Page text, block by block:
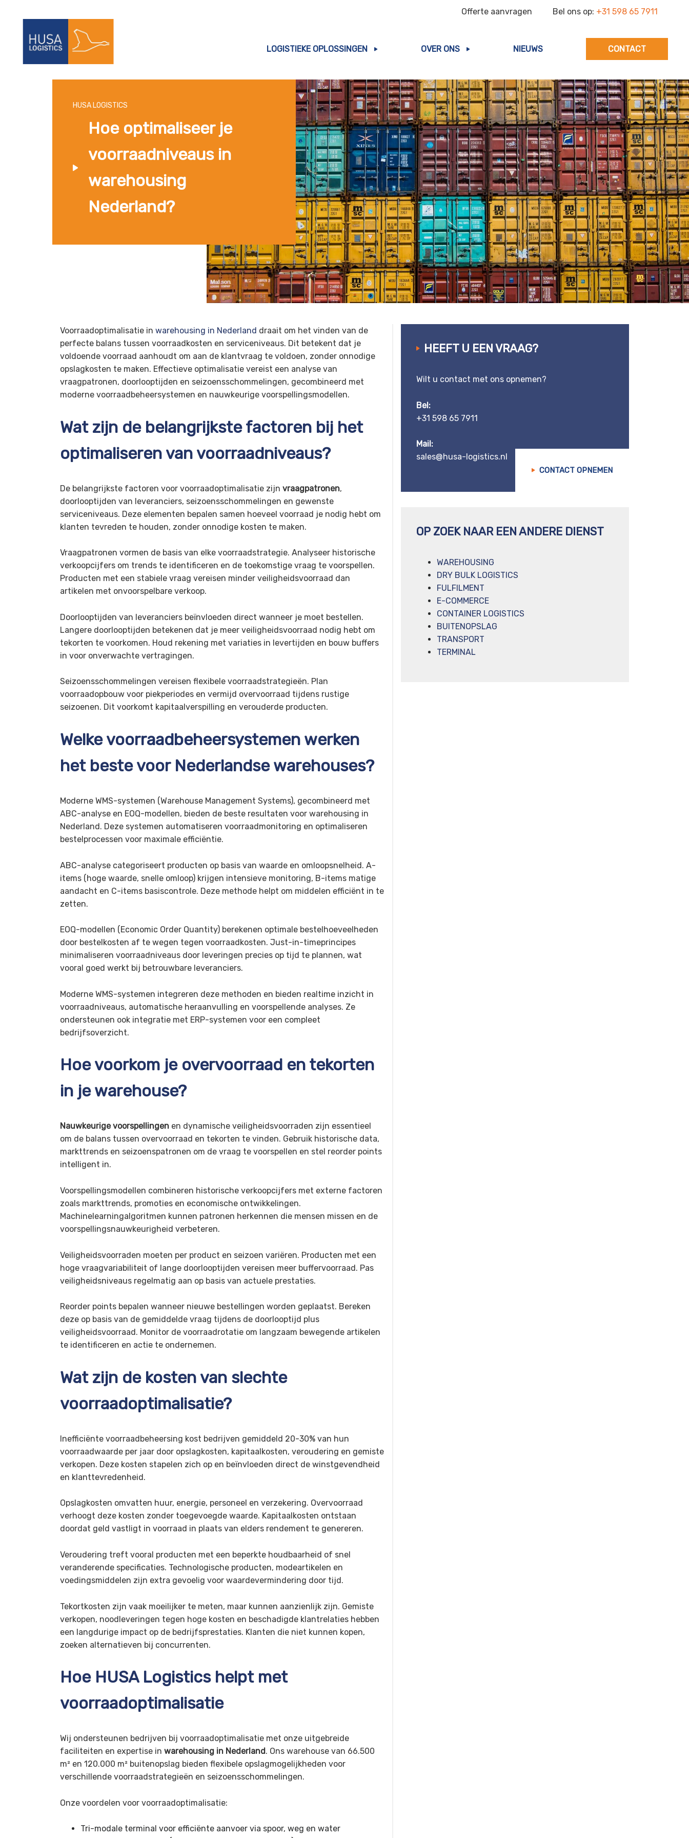
Offerte aanvragen Bel ons op: +31 598 65 7911
LOGISTIEKE OPLOSSINGEN OVER ONS NIEUWS CONTACT
HUSA LOGISTICS
Hoe optimaliseer je
voorraadniveaus in
warehousing
Nederland?
Voorraadoptimalisatie in warehousing in Nederland draait om het vinden van de
perfecte balans tussen voorraadkosten en serviceniveaus. Dit betekent dat je
voldoende voorraad aanhoudt om aan de klantvraag te voldoen, zonder onnodige
opslagkosten te maken. Effectieve optimalisatie vereist een analyse van
vraagpatronen, doorlooptijden en seizoensschommelingen, gecombineerd met
moderne voorraadbeheersystemen en nauwkeurige voorspellingsmodellen.
Wat zijn de belangrijkste factoren bij het
optimaliseren van voorraadniveaus?
De belangrijkste factoren voor voorraadoptimalisatie zijn vraagpatronen,
doorlooptijden van leveranciers, seizoensschommelingen en gewenste
serviceniveaus. Deze elementen bepalen samen hoeveel voorraad je nodig hebt om
klanten tevreden te houden, zonder onnodige kosten te maken.
Vraagpatronen vormen de basis van elke voorraadstrategie. Analyseer historische
verkoopcijfers om trends te identificeren en de toekomstige vraag te voorspellen.
Producten met een stabiele vraag vereisen minder veiligheidsvoorraad dan
artikelen met onvoorspelbare verkoop.
Doorlooptijden van leveranciers beïnvloeden direct wanneer je moet bestellen.
Langere doorlooptijden betekenen dat je meer veiligheidsvoorraad nodig hebt om
tekorten te voorkomen. Houd rekening met variaties in levertijden en bouw buffers
in voor onverwachte vertragingen.
Seizoensschommelingen vereisen flexibele voorraadstrategieën. Plan
voorraadopbouw voor piekperiodes en vermijd overvoorraad tijdens rustige
seizoenen. Dit voorkomt kapitaalverspilling en verouderde producten.
Welke voorraadbeheersystemen werken
het beste voor Nederlandse warehouses?
Moderne WMS-systemen (Warehouse Management Systems), gecombineerd met
ABC-analyse en EOQ-modellen, bieden de beste resultaten voor warehousing in
Nederland. Deze systemen automatiseren voorraadmonitoring en optimaliseren
bestelprocessen voor maximale efficiëntie.
ABC-analyse categoriseert producten op basis van waarde en omloopsnelheid. A-
items (hoge waarde, snelle omloop) krijgen intensieve monitoring, B-items matige
aandacht en C-items basiscontrole. Deze methode helpt om middelen efficiënt in te
zetten.
EOQ-modellen (Economic Order Quantity) berekenen optimale bestelhoeveelheden
door bestelkosten af te wegen tegen voorraadkosten. Just-in-timeprincipes
minimaliseren voorraadniveaus door leveringen precies op tijd te plannen, wat
vooral goed werkt bij betrouwbare leveranciers.
Moderne WMS-systemen integreren deze methoden en bieden realtime inzicht in
voorraadniveaus, automatische heraanvulling en voorspellende analyses. Ze
ondersteunen ook integratie met ERP-systemen voor een compleet
bedrijfsoverzicht.
Hoe voorkom je overvoorraad en tekorten
in je warehouse?
Nauwkeurige voorspellingen en dynamische veiligheidsvoorraden zijn essentieel
om de balans tussen overvoorraad en tekorten te vinden. Gebruik historische data,
markttrends en seizoenspatronen om de vraag te voorspellen en stel reorder points
intelligent in.
Voorspellingsmodellen combineren historische verkoopcijfers met externe factoren
zoals markttrends, promoties en economische ontwikkelingen.
Machinelearningalgoritmen kunnen patronen herkennen die mensen missen en de
voorspellingsnauwkeurigheid verbeteren.
Veiligheidsvoorraden moeten per product en seizoen variëren. Producten met een
hoge vraagvariabiliteit of lange doorlooptijden vereisen meer buffervoorraad. Pas
veiligheidsniveaus regelmatig aan op basis van actuele prestaties.
Reorder points bepalen wanneer nieuwe bestellingen worden geplaatst. Bereken
deze op basis van de gemiddelde vraag tijdens de doorlooptijd plus
veiligheidsvoorraad. Monitor de voorraadrotatie om langzaam bewegende artikelen
te identificeren en actie te ondernemen.
Wat zijn de kosten van slechte
voorraadoptimalisatie?
Inefficiënte voorraadbeheersing kost bedrijven gemiddeld 20-30% van hun
voorraadwaarde per jaar door opslagkosten, kapitaalkosten, veroudering en gemiste
verkopen. Deze kosten stapelen zich op en beïnvloeden direct de winstgevendheid
en klanttevredenheid.
Opslagkosten omvatten huur, energie, personeel en verzekering. Overvoorraad
verhoogt deze kosten zonder toegevoegde waarde. Kapitaalkosten ontstaan
doordat geld vastligt in voorraad in plaats van elders rendement te genereren.
Veroudering treft vooral producten met een beperkte houdbaarheid of snel
veranderende specificaties. Technologische producten, modeartikelen en
voedingsmiddelen zijn extra gevoelig voor waardevermindering door tijd.
Tekortkosten zijn vaak moeilijker te meten, maar kunnen aanzienlijk zijn. Gemiste
verkopen, noodleveringen tegen hoge kosten en beschadigde klantrelaties hebben
een langdurige impact op de bedrijfsprestaties. Klanten die niet kunnen kopen,
zoeken alternatieven bij concurrenten.
Hoe HUSA Logistics helpt met
voorraadoptimalisatie
Wij ondersteunen bedrijven bij voorraadoptimalisatie met onze uitgebreide
faciliteiten en expertise in warehousing in Nederland. Ons warehouse van 66.500
m² en 120.000 m² buitenopslag bieden flexibele opslagmogelijkheden voor
verschillende voorraadstrategieën en seizoensschommelingen.
Onze voordelen voor voorraadoptimalisatie:
Tri-modale terminal voor efficiënte aanvoer via spoor, weg en water
HEEFT U EEN VRAAG?
Wilt u contact met ons opnemen?
Bel:
+31 598 65 7911
Mail:
sales@husa-logistics.nl
CONTACT OPNEMEN
OP ZOEK NAAR EEN ANDERE DIENST
WAREHOUSING
DRY BULK LOGISTICS
FULFILMENT
E-COMMERCE
CONTAINER LOGISTICS
BUITENOPSLAG
TRANSPORT
TERMINAL